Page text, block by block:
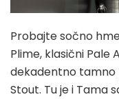
Probajte sočno
Plime, klasični Pale
dekadentno tamno
Stout. Tu je i Tama